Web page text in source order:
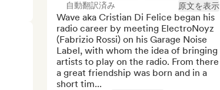
自動翻訳済み
原文を表示
Wave aka Cristian Di Felice began his
radio career by meeting ElectroNoyz
(Fabrizio Rossi) on his Garage Noise
Label, with whom the idea of ​​​​bringing
artists to play on the radio. From there
a great friendship was born and in a
short tim...